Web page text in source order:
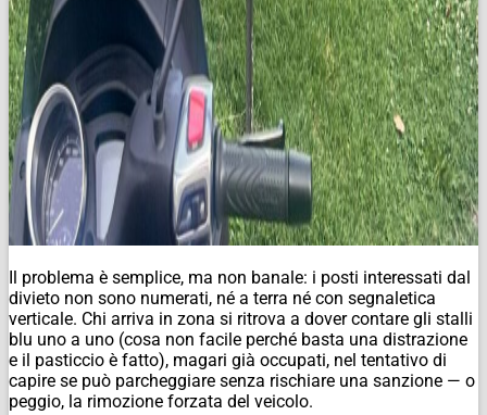
Il problema è semplice, ma non banale: i posti interessati dal
divieto non sono numerati, né a terra né con segnaletica
verticale. Chi arriva in zona si ritrova a dover contare gli stalli
blu uno a uno (cosa non facile perché basta una distrazione
e il pasticcio è fatto), magari già occupati, nel tentativo di
capire se può parcheggiare senza rischiare una sanzione — o
peggio, la rimozione forzata del veicolo.